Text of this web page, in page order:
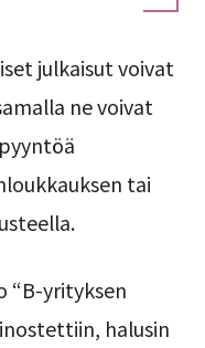
julkaisut voivat
ne voivat
tai
“B-yrityksen
halusin